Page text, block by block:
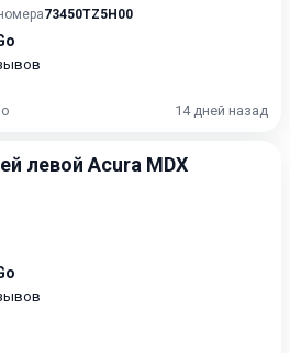
73450TZ5H00
14 дней назад
левой Acura MDX